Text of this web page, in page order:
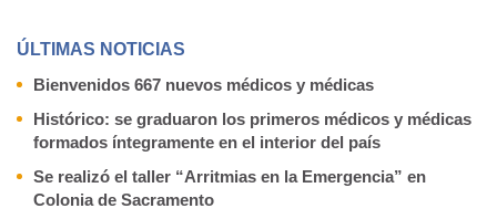
ÚLTIMAS NOTICIAS
Bienvenidos 667 nuevos médicos y médicas
Histórico: se graduaron los primeros médicos y médicas
formados íntegramente en el interior del país
Se realizó el taller “Arritmias en la Emergencia” en
Colonia de Sacramento